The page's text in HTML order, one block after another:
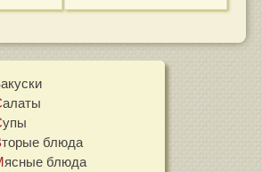
Закуски
Салаты
Супы
Вторые блюда
Мясные блюда